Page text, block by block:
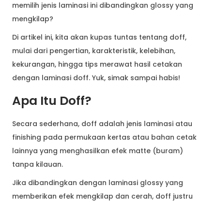
memilih jenis laminasi ini dibandingkan glossy yang
mengkilap?
Di artikel ini, kita akan kupas tuntas tentang doff,
mulai dari pengertian, karakteristik, kelebihan,
kekurangan, hingga tips merawat hasil cetakan
dengan laminasi doff. Yuk, simak sampai habis!
Apa Itu Doff?
Secara sederhana, doff adalah jenis laminasi atau
finishing pada permukaan kertas atau bahan cetak
lainnya yang menghasilkan efek matte (buram)
tanpa kilauan.
Jika dibandingkan dengan laminasi glossy yang
memberikan efek mengkilap dan cerah, doff justru